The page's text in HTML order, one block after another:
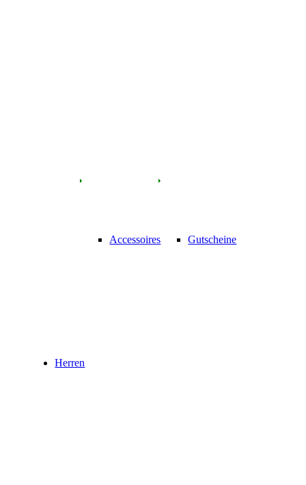
Accessoires Gutscheine
Herren